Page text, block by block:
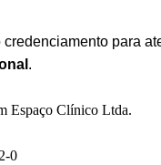
credenciamento para
.
Espaço Clínico Ltda.
0